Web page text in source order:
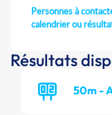
Personnes à
calendrier ou
Résultats
50m -